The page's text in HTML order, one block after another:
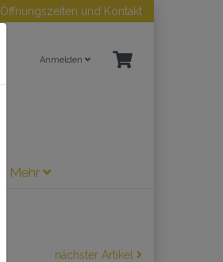
Öffnungszeiten und Kontakt
Anmelden
Mehr
nächster Artikel